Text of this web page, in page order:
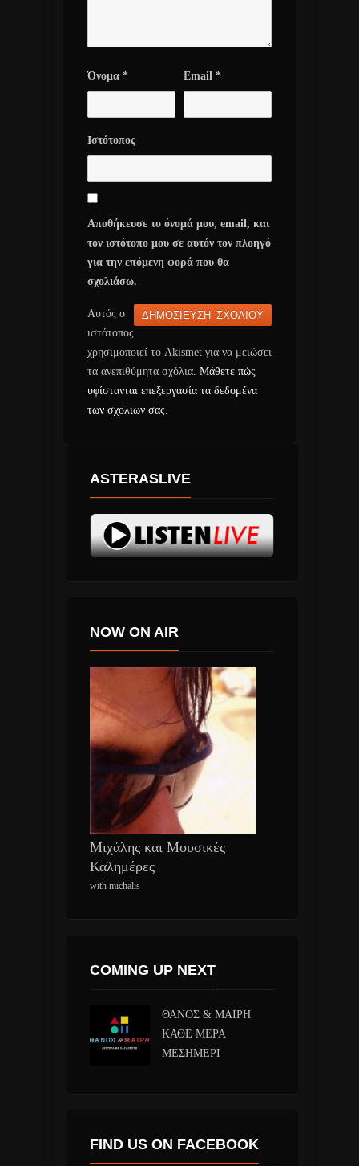
Όνομα * Email *
Ιστότοπος
Αποθήκευσε το όνομά μου, email, και
τον ιστότοπο μου σε αυτόν τον πλοηγό
για την επόμενη φορά που θα
σχολιάσω.
Αυτός ο
ιστότοπος
χρησιμοποιεί το Akismet για να μειώσει
τα ανεπιθύμητα σχόλια. Μάθετε πώς
υφίστανται επεξεργασία τα δεδομένα
των σχολίων σας.
ASTERASLIVE
NOW ON AIR
Μιχάλης και Μουσικές
Καλημέρες
with michalis
COMING UP NEXT
ΘΑΝΟΣ & ΜΑΙΡΗ
ΚΑΘΕ ΜΕΡΑ
ΜΕΣΗΜΕΡΙ
FIND US ON FACEBOOK